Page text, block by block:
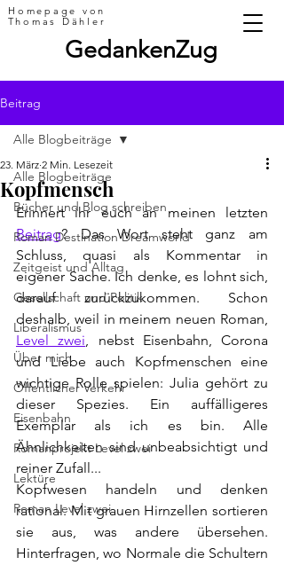
Homepage von
Thomas Dähler
GedankenZug
Beitrag
Alle Blogbeiträge
Bücher und Blog schreiben
Roman Destination Dreamworld
Zeitgeist und Alltag
Gesellschaft und Politik
Liberalismus
Über mich
Öffentlicher Verkehr
Eisenbahn
Romanprojekt Level zwei
Lektüre
Roman Level zwei
Alle Blogbeiträge
Kopfmensch
23. März 2 Min. Lesezeit
Beitrag? Das Wort steht ganz am
Schluss, quasi als Kommentar in
eigener Sache. Ich denke, es lohnt sich,
darauf zurückzukommen. Schon
Level zwei, nebst Eisenbahn, Corona
und Liebe auch Kopfmenschen eine
wichtige Rolle spielen: Julia gehört zu
dieser Spezies. Ein auffälligeres
Exemplar als ich es bin. Alle
Ähnlichkeiten sind unbeabsichtigt und
reiner Zufall...
Kopfwesen handeln und denken
rational. Mit grauen Hirnzellen sortieren
sie aus, was andere übersehen.
Hinterfragen, wo Normale die Schultern